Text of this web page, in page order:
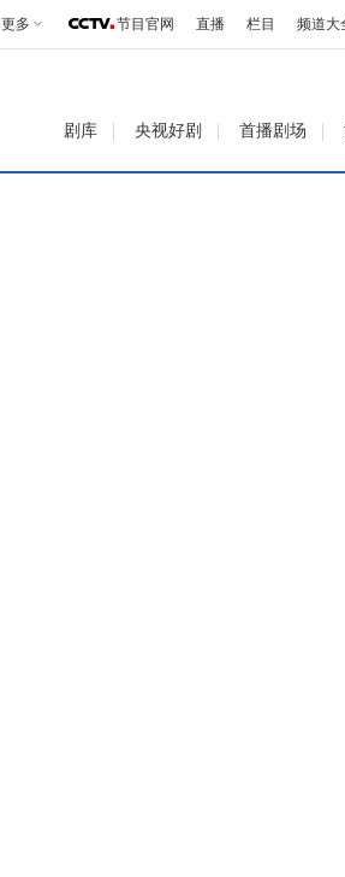
更多 节目官网 直播 栏目 频道大
剧库 央视好剧 首播剧场